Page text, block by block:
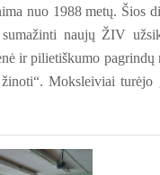
nuo 1988 metų. Šios
naujų ŽIV
ir pilietiškumo
Moksleiviai